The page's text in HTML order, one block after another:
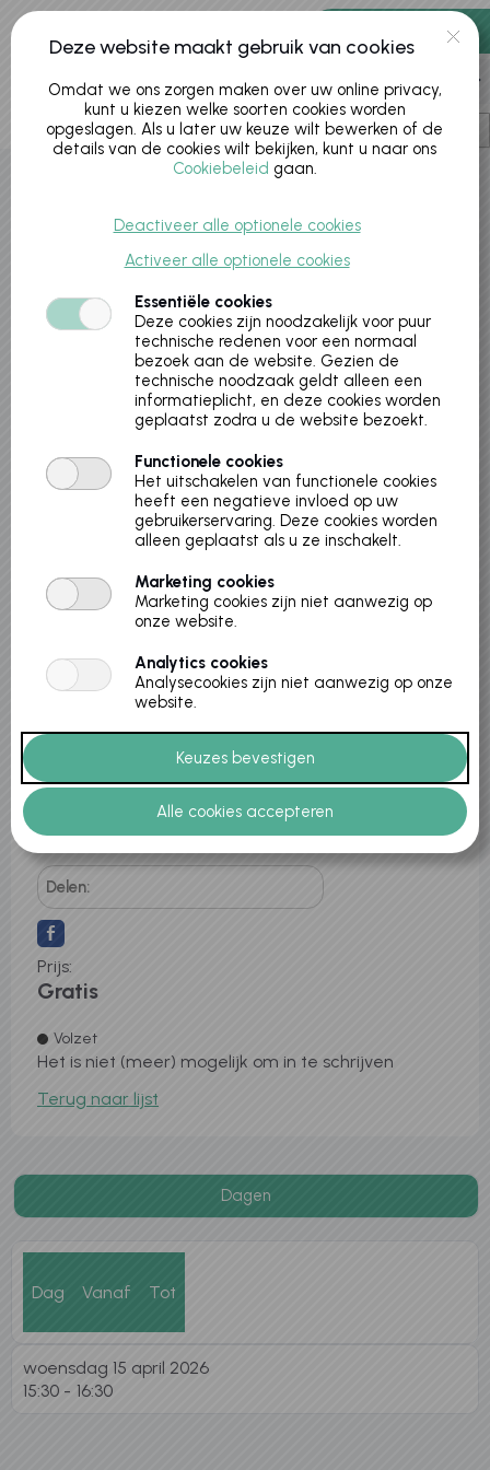
Account
Knutselworkshop Cinema4Kids Buzzy de
gelukskat 5+
Cultuurhuis Casino
3530 Houthalen-Helchteren, België
Aanvang
Einde
15-04-2026
Max. inschrijvingen
15
De knutselworkshop is enkel
toegankelijk voor kinderen met een
Delen:
Prijs:
Gratis
Volzet
Het is niet (meer) mogelijk om in te schrijven
Terug naar lijst
Dagen
Dag Vanaf Tot
woensdag 15 april 2026
15:30
16:30
Deze website maakt gebruik van cookies
Omdat we ons zorgen maken over uw online privacy,
kunt u kiezen welke soorten cookies worden
opgeslagen. Als u later uw keuze wilt bewerken of de
details van de cookies wilt bekijken, kunt u naar ons
Cookiebeleid gaan.
Deactiveer alle optionele cookies
Activeer alle optionele cookies
Essentiële cookies
Deze cookies zijn noodzakelijk voor puur
technische redenen voor een normaal
bezoek aan de website. Gezien de
technische noodzaak geldt alleen een
informatieplicht, en deze cookies worden
geplaatst zodra u de website bezoekt.
Functionele cookies
Het uitschakelen van functionele cookies
heeft een negatieve invloed op uw
gebruikerservaring. Deze cookies worden
alleen geplaatst als u ze inschakelt.
Marketing cookies
Marketing cookies zijn niet aanwezig op
onze website.
Analytics cookies
Analysecookies zijn niet aanwezig op onze
website.